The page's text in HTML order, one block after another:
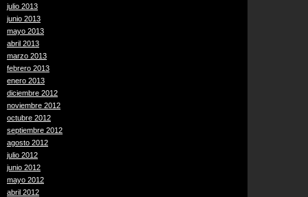
julio 2013
junio 2013
mayo 2013
abril 2013
marzo 2013
febrero 2013
enero 2013
diciembre 2012
noviembre 2012
octubre 2012
septiembre 2012
agosto 2012
julio 2012
junio 2012
mayo 2012
abril 2012